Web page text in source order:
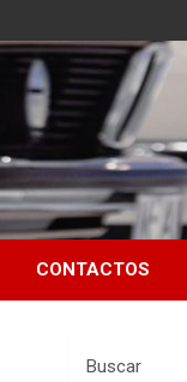
CONTACTOS
Buscar